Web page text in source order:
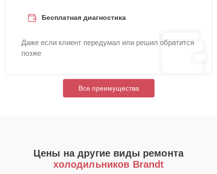
Бесплатная диагностика
Даже если клиент передумал или решил обратится
позже
Все преимущества
Цены на другие виды ремонта
холодильников Brandt